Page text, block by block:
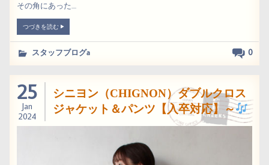
その角にあった....
つづきを読む
0
スタッフブログa
25
Jan
2024
シニヨン（CHIGNON）ダブルクロス
ジャケット＆パンツ【入卒対応】～